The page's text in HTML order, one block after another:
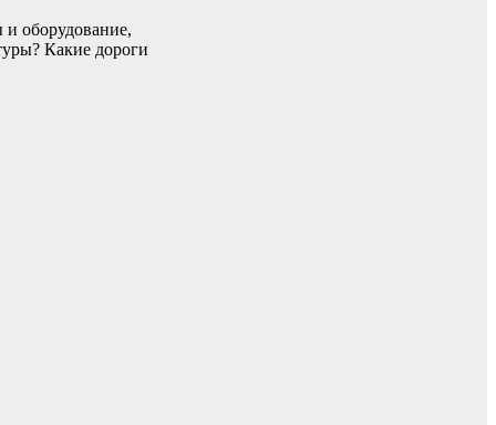
оборудование,
Какие дороги